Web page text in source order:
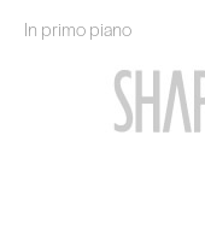
In primo piano